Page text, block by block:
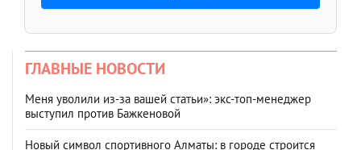
ГЛАВНЫЕ НОВОСТИ
Меня уволили из-за вашей статьи»: экс-топ-менеджер
выступил против Бажкеновой
Новый символ спортивного Алматы: в городе строится